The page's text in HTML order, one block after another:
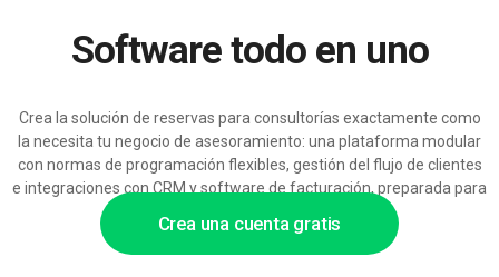
Crea una cuenta gratis
Software todo en uno
Crea la solución de reservas para consultorías exactamente como
la necesita tu negocio de asesoramiento: una plataforma modular
con normas de programación flexibles, gestión del flujo de clientes
e integraciones con CRM y software de facturación, preparada para